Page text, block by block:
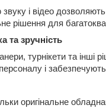
і відео
рішення для
та зручність
турнікети та
і забезпечують
оригінальне